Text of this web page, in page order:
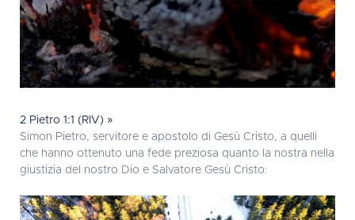
2 Pietro 1:1 (RIV) »
Simon Pietro, servitore e apostolo di Gesù Cristo, a quelli
che hanno ottenuto una fede preziosa quanto la nostra nella
giustizia del nostro Dio e Salvatore Gesù Cristo: